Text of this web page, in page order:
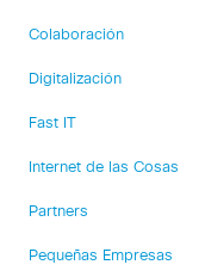
Colaboración
Digitalización
Fast IT
Internet de las Cosas
Partners
Pequeñas Empresas